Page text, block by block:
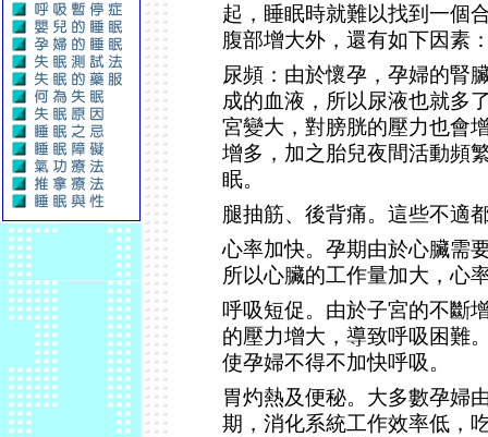
起，睡眠時就難以找到一個
腹部增大外，還有如下因素
尿頻：由於懷孕，孕婦的腎
成的血液，所以尿液也就多
宮變大，對膀胱的壓力也會
增多，加之胎兒夜間活動頻
眠。
腿抽筋、後背痛。這些不適
心率加快。孕期由於心臟需
所以心臟的工作量加大，心
呼吸短促。由於子宮的不斷
的壓力增大，導致呼吸困難
使孕婦不得不加快呼吸。
胃灼熱及便秘。大多數孕婦
期，消化系統工作效率低，